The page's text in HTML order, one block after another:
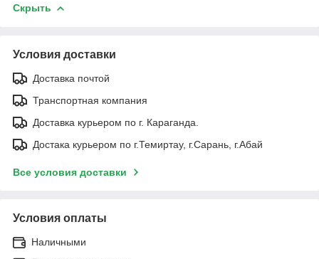
Скрыть
Условия доставки
Доставка почтой
Транспортная компания
Доставка курьером по г. Караганда.
Достака курьером по г.Темиртау, г.Сарань, г.Абай
Все условия доставки
Условия оплаты
Наличными